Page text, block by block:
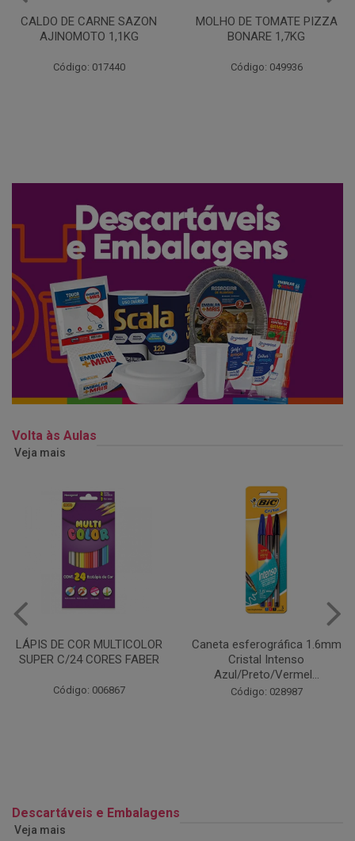
MOLHO DE TOMATE PIZZA
BONARE 1,7KG
Código: 049936
MARGARINA USO
PROFISSIONAL 80% CUKIN
Código: 062469
Volta às Aulas
Veja mais
Caneta esferográfica 1.6mm
Cristal Intenso
Código: 028987
COLA EM BASTÃO 40G - LEO
& LEO
Código: 028164
Descartáveis e Embalagens
Veja mais